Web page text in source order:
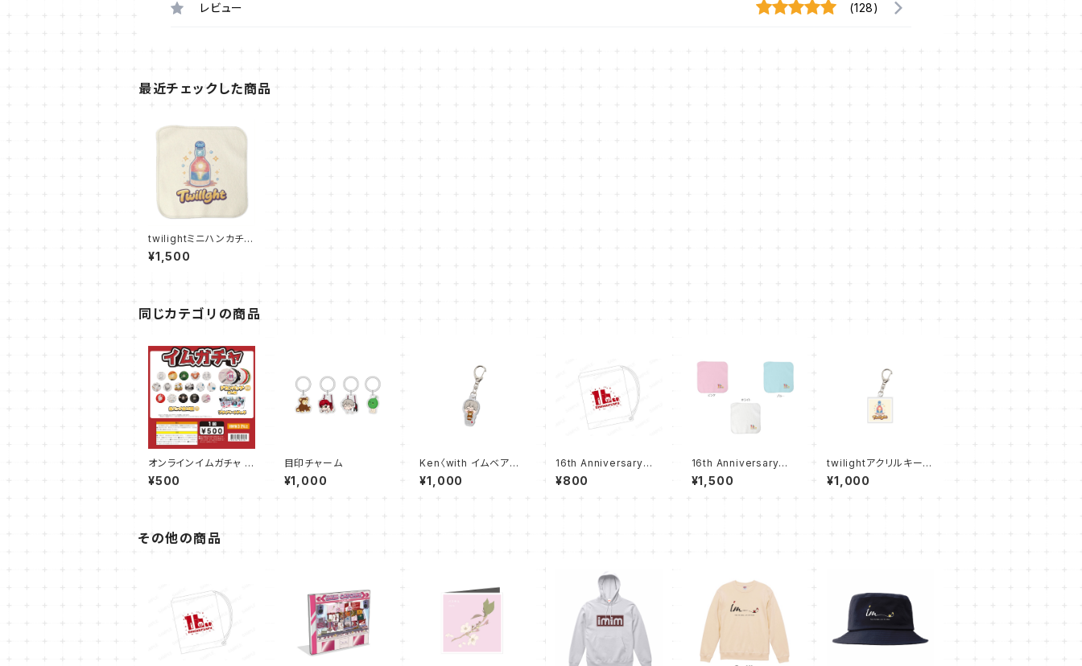
レビュー (128)
最近チェックした商品
twilightミニハンカチタ
オル
¥1,500
同じカテゴリの商品
オンラインイムガチャ 2
026 part2
¥500
目印チャーム
¥1,000
Ken〈with イムベアーV
er.〉アクリルキーホルダ
ー
¥1,000
16th Anniversaryポリ
ショルダーバッグ
¥800
16th Anniversary刺
繍ハンカチ
¥1,500
twilightアクリルキーホ
ルダー
¥1,000
その他の商品